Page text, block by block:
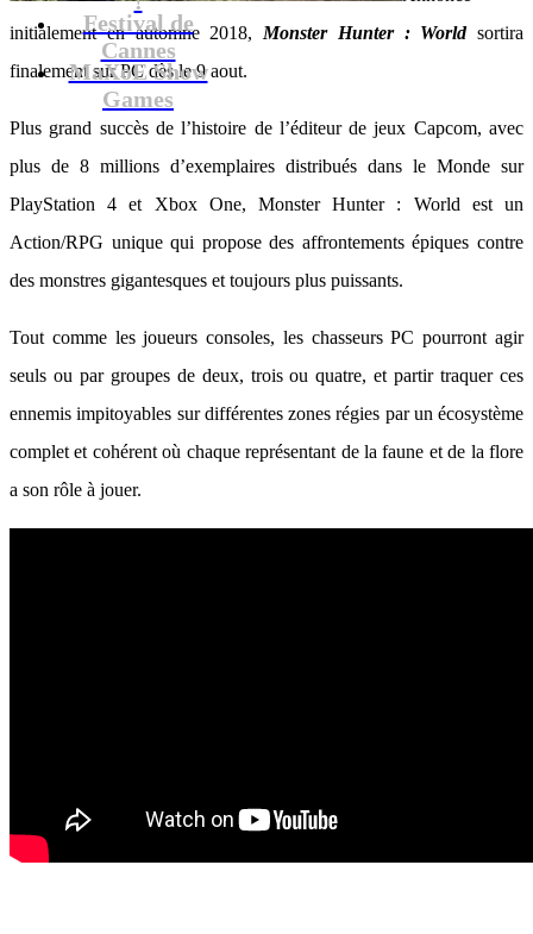
Festival de
Cannes
MaXoE Show
Games
initialement en automne 2018, Monster Hunter : Worldsortira
finalement sur PC dès le 9 aout.
Plus grand succès de l’histoire de l’éditeur de jeux Capcom, avec
plus de 8 millions d’exemplaires distribués dans le Monde sur
PlayStation 4 et Xbox One, Monster Hunter : World est un
Action/RPG unique qui propose des affrontements épiques contre
des monstres gigantesques et toujours plus puissants.
Tout comme les joueurs consoles, les chasseurs PC pourront agir
seuls ou par groupes de deux, trois ou quatre, et partir traquer ces
ennemis impitoyables sur différentes zones régies par un écosystème
complet et cohérent où chaque représentant de la faune et de la flore
a son rôle à jouer.